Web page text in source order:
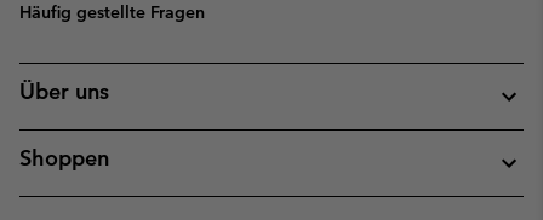
Häufig gestellte Fragen
Über uns
Shoppen